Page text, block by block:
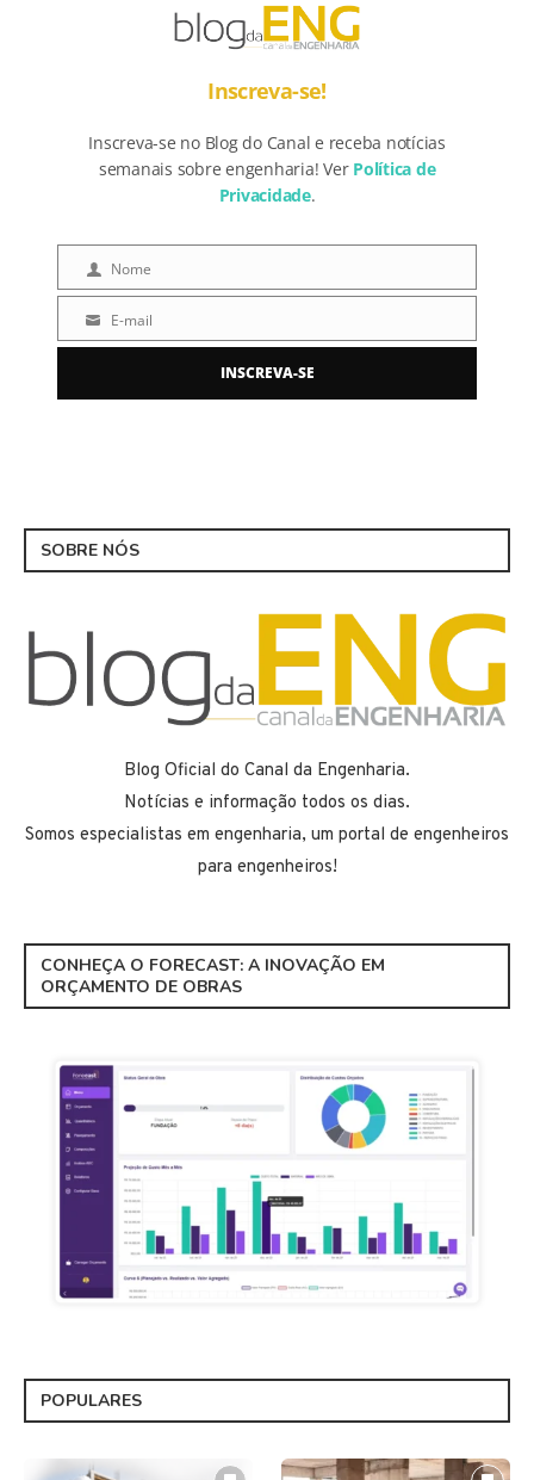
Inscreva-se!
Inscreva-se no Blog do Canal e receba notícias
semanais sobre engenharia! Ver Política de
Privacidade.
Nome Nome
mail
E-mail
INSCREVA-SE
SOBRE NÓS
Blog Oficial do Canal da Engenharia.
Notícias e informação todos os dias.
Somos especialistas em engenharia, um portal de engenheiros
para engenheiros!
CONHEÇA O FORECAST: A INOVAÇÃO EM
ORÇAMENTO DE OBRAS
POPULARES